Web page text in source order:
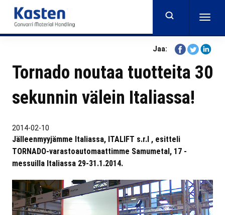
main
content
Jaa:
Share
Facebook
Share
Twitter
Share
Tornado noutaa tuotteita 30
sekunnin välein Italiassa!
2014-02-10
Jälleenmyyjämme Italiassa, ITALIFT s.r.l , esitteli
TORNADO-varastoautomaattimme Samumetal, 17 -
messuilla Italiassa 29-31.1.2014.